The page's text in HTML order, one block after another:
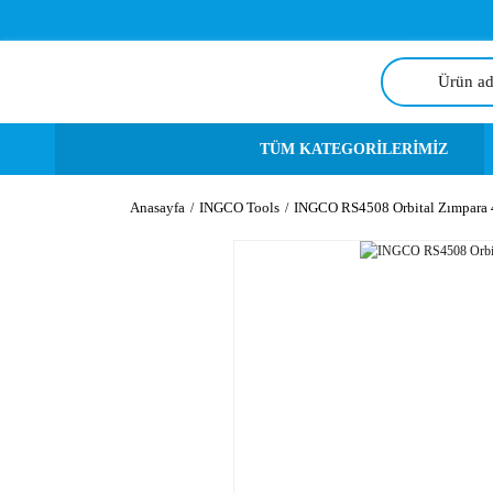
TÜM KATEGORİLERİMİZ
Anasayfa INGCO Tools INGCO RS4508 Orbital Zımpara